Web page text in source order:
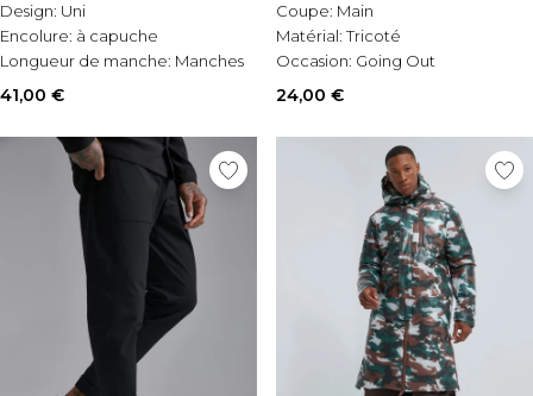
Design: Uni
Encolure: à capuche
Longueur de manche: Manches
longues
41,00 €
Coupe: Main
Matérial:Tricoté
Occasion: Going Out
24,00 €